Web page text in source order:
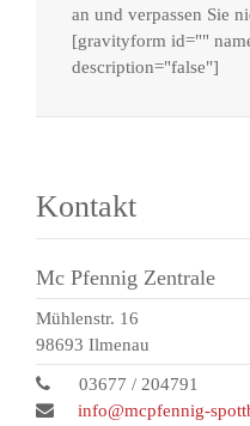
an und verpassen Sie
[gravityform id=""
description="false"]
Kontakt
Mc Pfennig Zentrale
Mühlenstr. 16
98693 Ilmenau
03677 / 204791
info@mcpfennig-